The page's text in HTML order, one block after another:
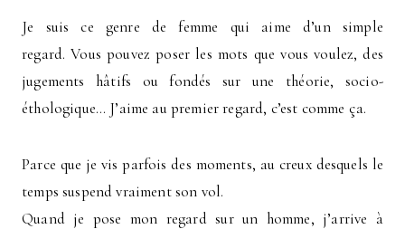
Je suis ce genre de femme qui aime d’un simple
regard. Vous pouvez poser les mots que vous voulez, des
jugements hâtifs ou fondés sur une théorie, socio-
éthologique… J’aime au premier regard, c’est comme ça.
Parce que je vis parfois des moments, au creux desquels le
temps suspend vraiment son vol.
Quand je pose mon regard sur un homme, j’arrive à